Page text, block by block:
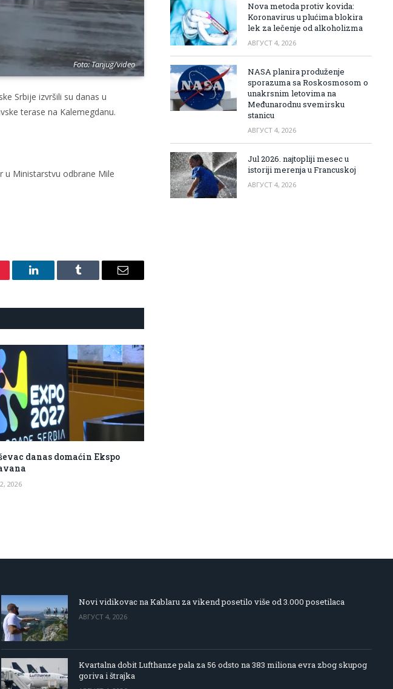
Foto: Tanjug/video
Srbije izvršili su danas u
terase na Kalemegdanu.
u Ministarstvu odbrane Mile
LinkedIn Tumblr Email
danas domaćin Ekspo
2026
Nova metoda protiv kovida:
Koronavirus u plućima blokira
lek za lečenje od alkoholizma
АВГУСТ 4, 2026
NASA planira produženje
sporazuma sa Roskosmosom o
unakrsnim letovima na
Međunarodnu svemirsku
stanicu
АВГУСТ 4, 2026
Jul 2026. najtopliji mesec u
istoriji merenja u Francuskoj
АВГУСТ 4, 2026
Novi vidikovac na Kablaru za vikend posetilo više od 3.000 posetilaca
АВГУСТ 4, 2026
Kvartalna dobit Lufthanze pala za 56 odsto na 383 miliona evra zbog skupog
goriva i štrajka